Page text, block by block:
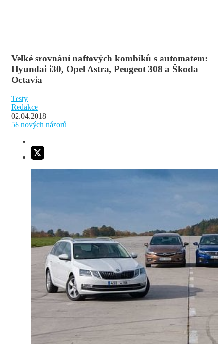
Velké srovnání naftových kombíků s automatem:
Hyundai i30, Opel Astra, Peugeot 308 a Škoda
Octavia
Testy
Redakce
02.04.2018
58 nových názorů